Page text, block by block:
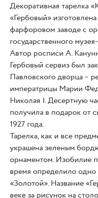
Декоративная тарелка
«Гербовый»
фарфоровом заводе с
государственного
Автор росписи А.
Гербовый сервиз был
Павловского дворца –
императрицы Марии
Николая I. Десертную
получила в подарок от
1927 года.
Тарелка, как и все
украшена зеленым
орнаментом. Изобилие
время определило одно
«Золотой». Название
веке за рисунок на